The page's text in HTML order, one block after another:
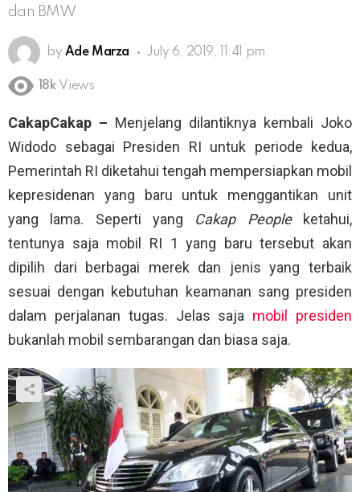
dan BMW
by Ade Marza July 6, 2019, 11:41 pm
18k Views
CakapCakap – Menjelang dilantiknya kembali Joko
Widodo sebagai Presiden RI untuk periode kedua,
Pemerintah RI diketahui tengah mempersiapkan mobil
kepresidenan yang baru untuk menggantikan unit
yang lama. Seperti yang Cakap Peopleketahui,
tentunya saja mobil RI 1 yang baru tersebut akan
dipilih dari berbagai merek dan jenis yang terbaik
sesuai dengan kebutuhan keamanan sang presiden
dalam perjalanan tugas. Jelas saja mobil presiden
bukanlah mobil sembarangan dan biasa saja.